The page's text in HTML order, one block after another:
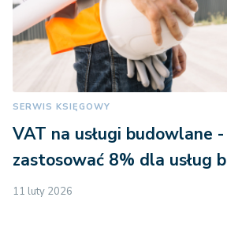
SERWIS KSIĘGOWY
VAT na usługi budowlane
zastosować 8% dla usług
11 luty 2026